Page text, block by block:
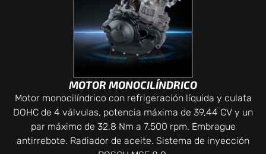
MOTOR MONOCILÍNDRICO
Motor monocilíndrico con refrigeración líquida y culata
DOHC de 4 válvulas, potencia máxima de 39,44 CV y un
par máximo de 32,8 Nm a 7.500 rpm. Embrague
antirrebote. Radiador de aceite. Sistema de inyección